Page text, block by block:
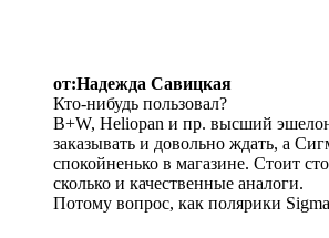
от:Надежда Савицкая
Кто-нибудь пользовал?
B+W, Heliopan и пр. высший
заказывать и довольно ждать, а
спокойненько в магазине. Стоит
сколько и качественные аналоги.
Потому вопрос, как полярики